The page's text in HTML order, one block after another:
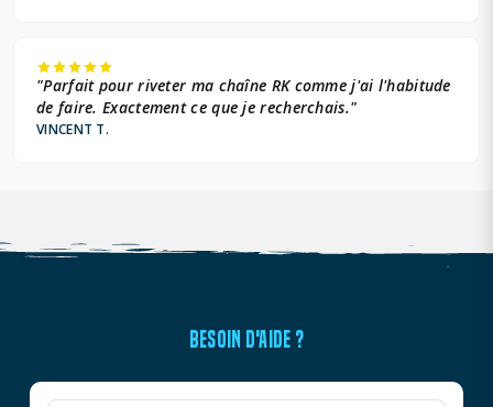
"Parfait pour riveter ma chaîne RK comme j'ai l'habitude
de faire. Exactement ce que je recherchais."
VINCENT T.
BESOIN D'AIDE ?